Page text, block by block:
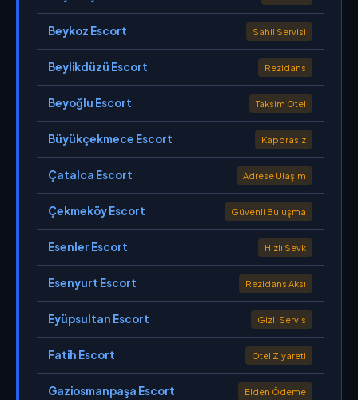
Beykoz Escort Sahil Servisi
Beylikdüzü Escort Rezidans
Beyoğlu Escort Taksim Otel
Büyükçekmece Escort Kaporasız
Çatalca Escort Adrese Ulaşım
Çekmeköy Escort Güvenli Buluşma
Esenler Escort Hızlı Sevk
Esenyurt Escort Rezidans Aksı
Eyüpsultan Escort Gizli Servis
Fatih Escort Otel Ziyareti
Gaziosmanpaşa Escort Elden Ödeme